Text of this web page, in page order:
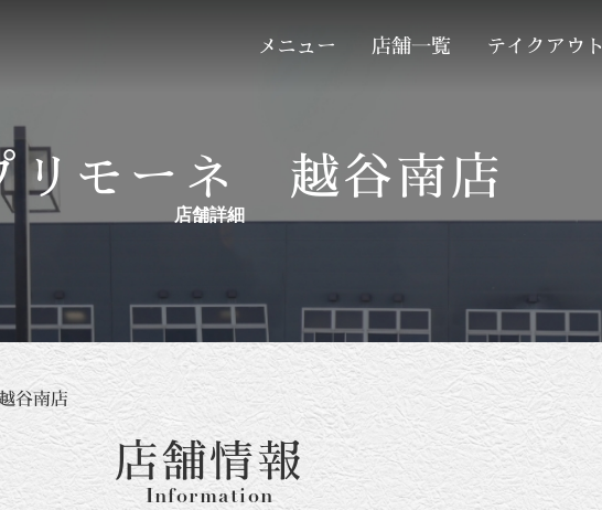
メニュー 店舗一覧 テイクアウト
リモーネ 越谷南店
店舗詳細
谷南店
店舗情報
Information